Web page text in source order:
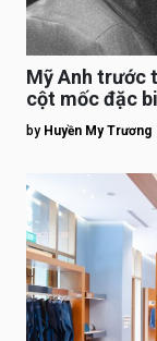
Mỹ Anh trước
cột mốc đặc
tế”
by Huyền My Trương